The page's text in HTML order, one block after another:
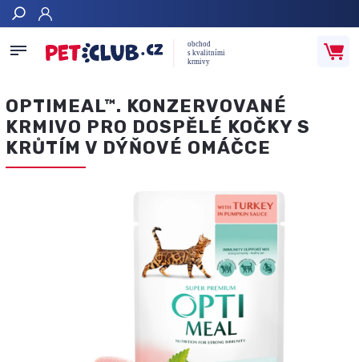
Hledat
OPTIMEAL™. KONZERVOVANÉ
KRMIVO PRO DOSPĚLÉ KOČKY S
KRŮTÍM V DÝŇOVÉ OMÁČCE